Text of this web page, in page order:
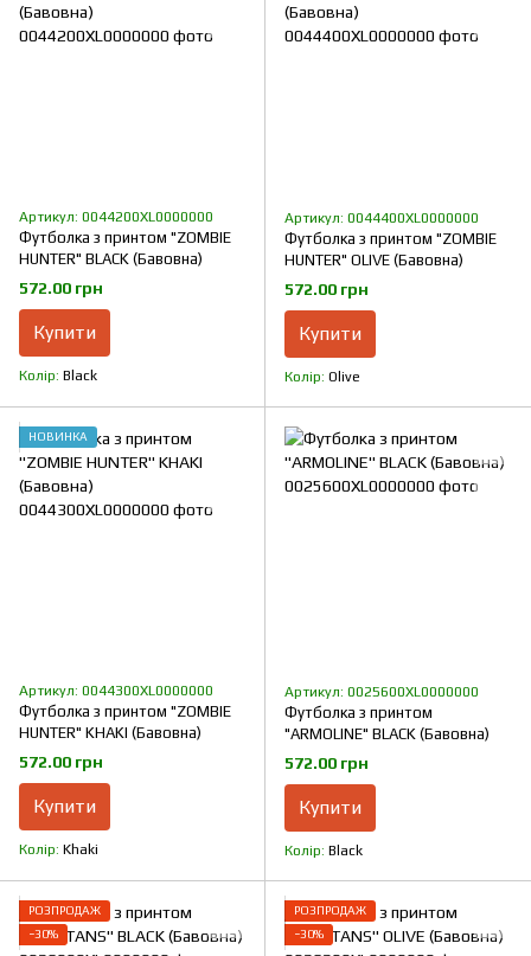
Артикул: 0044200XL0000000
Футболка з принтом "ZOMBIE
HUNTER" BLACK (Бавовна)
572.00 грн
Купити
Колір Black
Артикул: 0044400XL0000000
Футболка з принтом "ZOMBIE
HUNTER" OLIVE (Бавовна)
572.00 грн
Купити
Колір Olive
НОВИНКА
Артикул: 0044300XL0000000
Футболка з принтом "ZOMBIE
HUNTER" KHAKI (Бавовна)
572.00 грн
Купити
Колір Khaki
Артикул: 0025600XL0000000
Футболка з принтом
"ARMOLINE" BLACK (Бавовна)
572.00 грн
Купити
Колір Black
РОЗПРОДАЖ
−30%
РОЗПРОДАЖ
−30%